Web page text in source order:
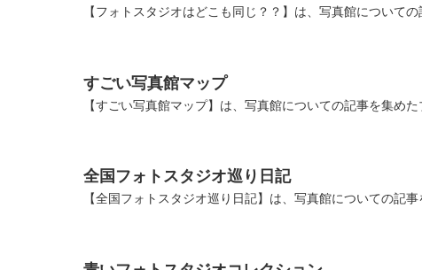
【フォトスタジオはどこも同じ？？】は、写真館について
すごい写真館マップ
【すごい写真館マップ】は、写真館についての記事を集め
全国フォトスタジオ巡り日記
【全国フォトスタジオ巡り日記】は、写真館についての記